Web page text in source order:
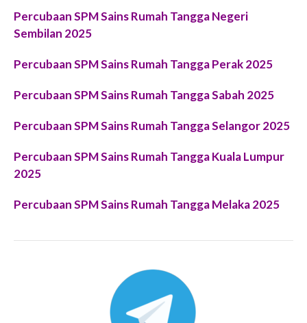
Percubaan SPM Sains Rumah Tangga Negeri
Sembilan 2025
Percubaan SPM Sains Rumah Tangga Perak 2025
Percubaan SPM Sains Rumah Tangga Sabah 2025
Percubaan SPM Sains Rumah Tangga Selangor 2025
Percubaan SPM Sains Rumah Tangga Kuala Lumpur
2025
Percubaan SPM Sains Rumah Tangga Melaka 2025